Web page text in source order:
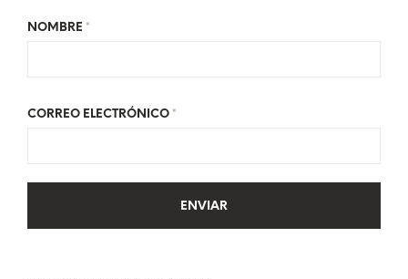
NOMBRE *
CORREO ELECTRÓNICO *